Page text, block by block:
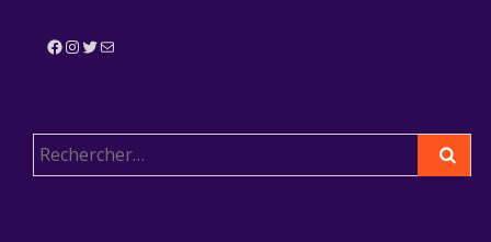
Facebook InstagramTwitter E-mail
Rechercher :